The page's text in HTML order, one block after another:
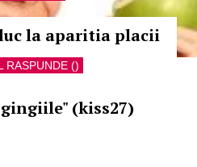
la aparitia placii
RASPUNDE ()
(kiss27)